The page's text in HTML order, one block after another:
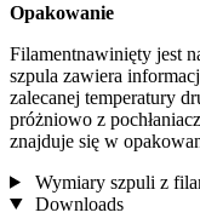
Opakowanie
Filamentnawinięty jest
szpula zawiera
zalecanej temperatury
próżniowo z
znajduje się w
Wymiary szpuli z
Downloads